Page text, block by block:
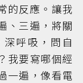
的反應。讓我
、三遍，將關
呼吸，問自
我要寫哪個經
一遍，像看電